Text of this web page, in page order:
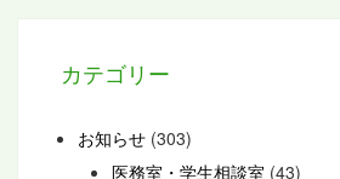
カテゴリー
お知らせ (303)
医務室・学生相談室 (43)